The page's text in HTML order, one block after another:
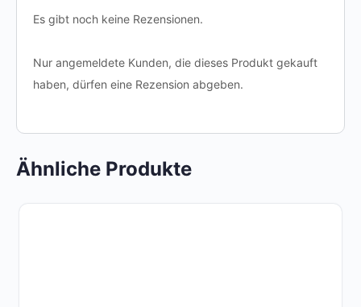
Es gibt noch keine Rezensionen.
Nur angemeldete Kunden, die dieses Produkt gekauft
haben, dürfen eine Rezension abgeben.
Ähnliche Produkte